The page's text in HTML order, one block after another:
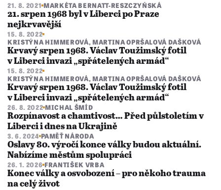
21. 8. 2021 MARKÉTA BERNATT-RESZCZYŃSKÁ
21. srpen 1968 byl v Liberci po Praze
nejkrvavější
15. 8. 2022
KRISTÝNA HIMMEROVÁ, MARTINA OPRŠALOVÁ DAŠKOVÁ
Krvavý srpen 1968. Václav Toužimský fotil
v Liberci invazi „spřátelených armád“
15. 8. 2022
KRISTÝNA HIMMEROVÁ, MARTINA OPRŠALOVÁ DAŠKOVÁ
Krvavý srpen 1968. Václav Toužimský fotil
v Liberci invazi „spřátelených armád“
26. 8. 2022 MICHAL ŠMÍD
Rozpínavost a chamtivost… Před půlstoletím v
Liberci i dnes na Ukrajině
3. 6. 2024 PAMĚŤ NÁRODA
Oslavy 80. výročí konce války budou aktuální.
Nabízíme městům spolupráci
26. 1. 2026 FRANTIŠEK VRBA
Konec války a osvobození – pro někoho trauma
na celý život